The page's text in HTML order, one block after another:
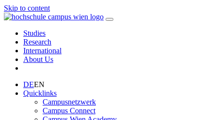
Skip to content
Studies
Research
International
About Us
DEEN
Quicklinks
Campusnetzwerk
Campus Connect